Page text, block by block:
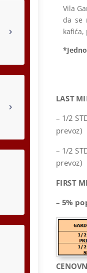
Vila
da se
LAST
– 1/2
prevoz)
– 1/2
prevoz)
FIRST
– 5%